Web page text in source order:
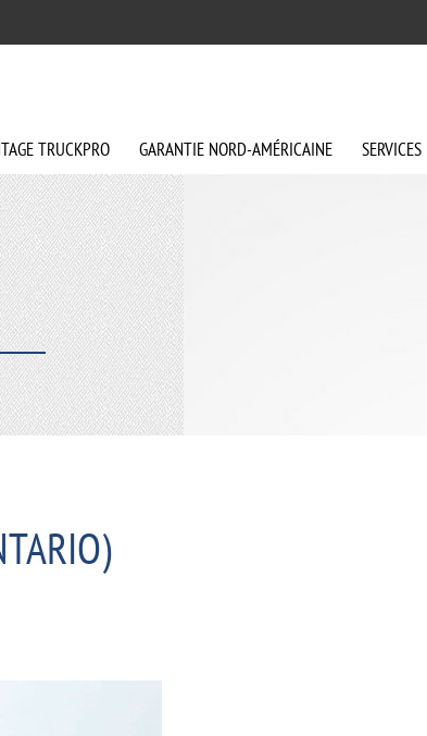
TRUCKPRO GARANTIE NORD-AMÉRICAINE SERVICES